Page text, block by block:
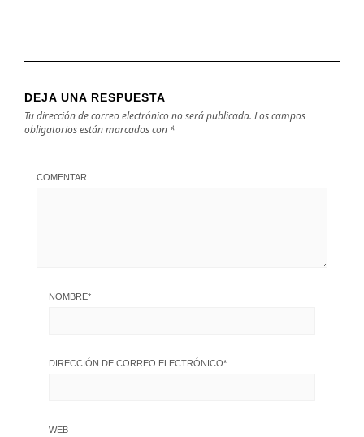
DEJA UNA RESPUESTA
Tu dirección de correo electrónico no será publicada. Los campos
obligatorios están marcados con *
COMENTAR
NOMBRE*
DIRECCIÓN DE CORREO ELECTRÓNICO*
WEB